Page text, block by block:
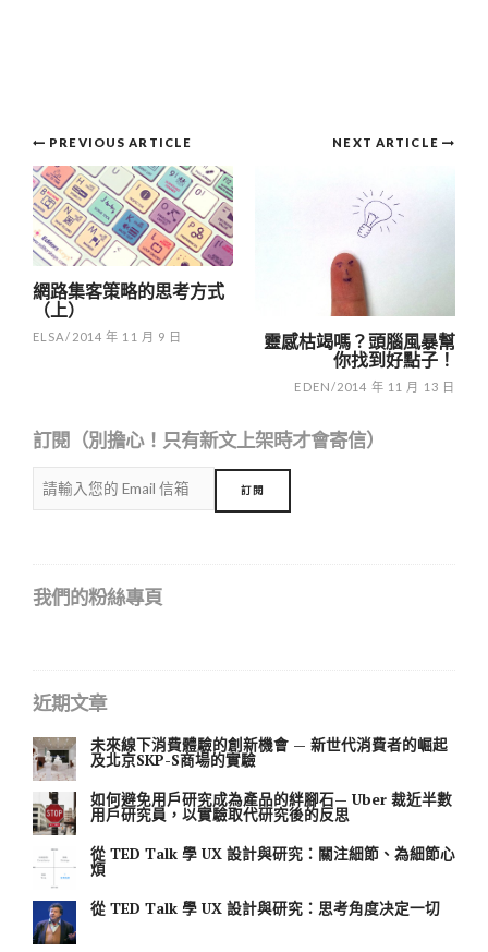
Post
navigation
NEXT ARTICLE
靈感枯竭嗎？頭腦風暴幫
你找到好點子！
EDEN/2014 年 11 月 13 日
PREVIOUS ARTICLE
網路集客策略的思考方式
（上）
ELSA/ 2014 年 11 月 9 日
訂閱（別擔心！只有新文上架時才會寄信）
我們的粉絲專頁
近期文章
未來線下消費體驗的創新機會 — 新世代消費者的崛起
及北京SKP-S商場的實驗
如何避免用戶研究成為產品的絆腳石— Uber 裁近半數
用戶研究員，以實驗取代研究後的反思
從 TED Talk 學 UX 設計與研究：關注細節、為細節心
煩
從 TED Talk 學 UX 設計與研究：思考角度决定一切